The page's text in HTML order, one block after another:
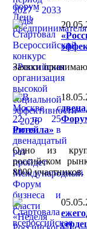
Заявки
Ритейла»
Одно из
российском
8000 участников.